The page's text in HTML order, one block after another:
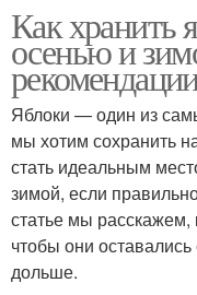
Как хранить
осенью и
Яблоки — один из
мы хотим сохранить
стать идеальным
зимой, если
статье мы расскажем,
чтобы они
дольше.